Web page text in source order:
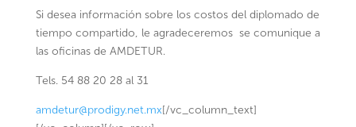
Si desea información sobre los costos del diplomado de
tiempo compartido, le agradeceremos se comunique a
las oficinas de AMDETUR.
Tels. 54 88 20 28 al 31
amdetur@prodigy.net.mx[/vc_column_text]